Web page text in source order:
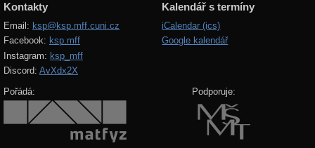
Kontakty
Email: ksp@ksp.mff.cuni.cz
Facebook: ksp.mff
Instagram: ksp_mff
Discord: AvXdx2X
Kalendář s termíny
iCalendar (ics)
Google kalendář
Pořádá: Podporuje: